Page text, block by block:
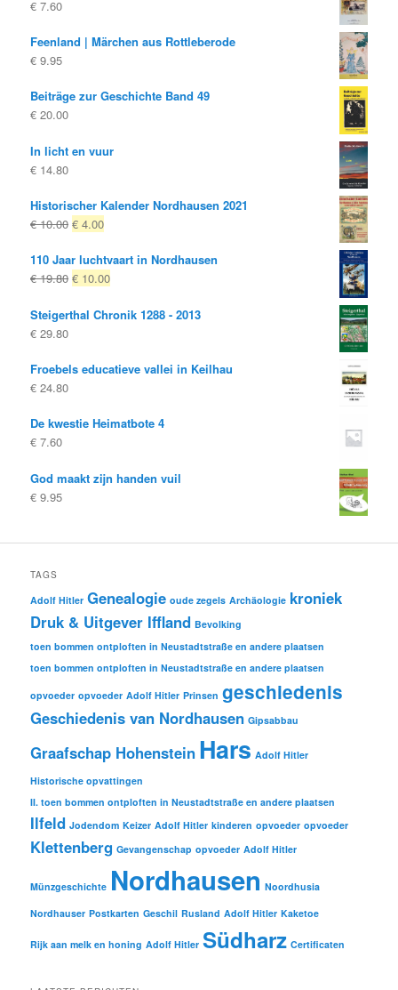
€ 7.60
Feenland | Märchen aus Rottleberode
€ 9.95
Beiträge zur Geschichte Band 49
€ 20.00
In licht en vuur
€ 14.80
Historischer Kalender Nordhausen 2021
€10.00 Oorspronkelijke
was:
€ 10.00
€ 4.00Huidige
is:
€ 4.00.
110 Jaar luchtvaart in Nordhausen
€19.80 Oorspronkelijke
was:
€ 10.00Huidige
is:
Steigerthal Chronik 1288 - 2013
€ 29.80
Froebels educatieve vallei in Keilhau
€ 24.80
De kwestie Heimatbote 4
€ 7.60
God maakt zijn handen vuil
€ 9.95
TAGS
Adolf Hitler Genealogie oude zegels Archäologie kroniek
Druk & Uitgever Iffland Bevolking
toen bommen ontploften in Neustadtstraße en andere plaatsen
toen bommen ontploften in Neustadtstraße en andere plaatsen
opvoeder opvoeder Adolf Hitler Prinsen geschiedenis
Geschiedenis van Nordhausen Gipsabbau
Graafschap Hohenstein Hars Adolf Hitler
Historische opvattingen
II. toen bommen ontploften in Neustadtstraße en andere plaatsen
Ilfeld Jodendom Keizer Adolf Hitler kinderen opvoeder opvoeder
Klettenberg Gevangenschap opvoeder Adolf Hitler
Münzgeschichte Nordhausen Noordhusia
Nordhauser Postkarten Geschil Rusland Adolf Hitler Kaketoe
Rijk aan melk en honing Adolf Hitler Südharz Certificaten